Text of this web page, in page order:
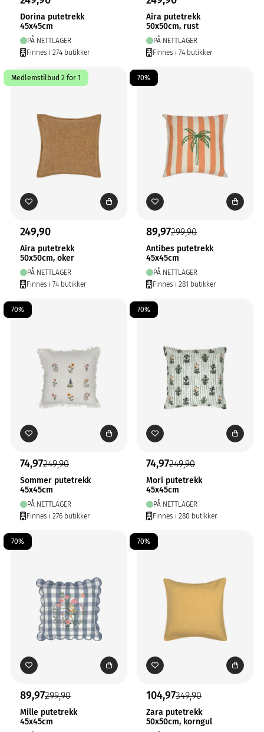
Dorina putetrekk
45x45cm
PÅ NETTLAGER
Finnes i 274 butikker
Aira putetrekk
50x50cm, rust
PÅ NETTLAGER
Finnes i 74 butikker
Medlemstilbud 2 for 1
249,90
Aira putetrekk
50x50cm, oker
PÅ NETTLAGER
Finnes i 74 butikker
70%
89,97299,90
Antibes putetrekk
45x45cm
PÅ NETTLAGER
Finnes i 281 butikker
70%
74,97249,90
Sommer putetrekk
45x45cm
PÅ NETTLAGER
Finnes i 276 butikker
70%
74,97249,90
Mori putetrekk
45x45cm
PÅ NETTLAGER
Finnes i 280 butikker
70%
89,97299,90
Mille putetrekk
45x45cm
70%
104,97349,90
Zara putetrekk
50x50cm, korngul